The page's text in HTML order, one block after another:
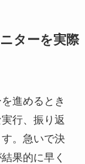
ターを実際
進めるとき
行、振り返
。急いで決
果的に早く